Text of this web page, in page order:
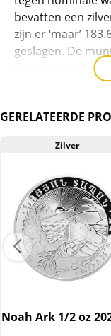
bevatten een
zijn er ‘maar’
geslagen. De
Oplage
2011 – 17.068 stuks
2012 – 173.696
2013 – 124.713
2014 – 113.723
2015 – 183.622
2017 – oplage
GERELATEERDE
Zilver
Noah Ark 1/2 oz